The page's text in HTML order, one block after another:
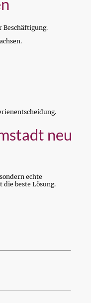
Beschäftigung.
neu
echte
beste Lösung.